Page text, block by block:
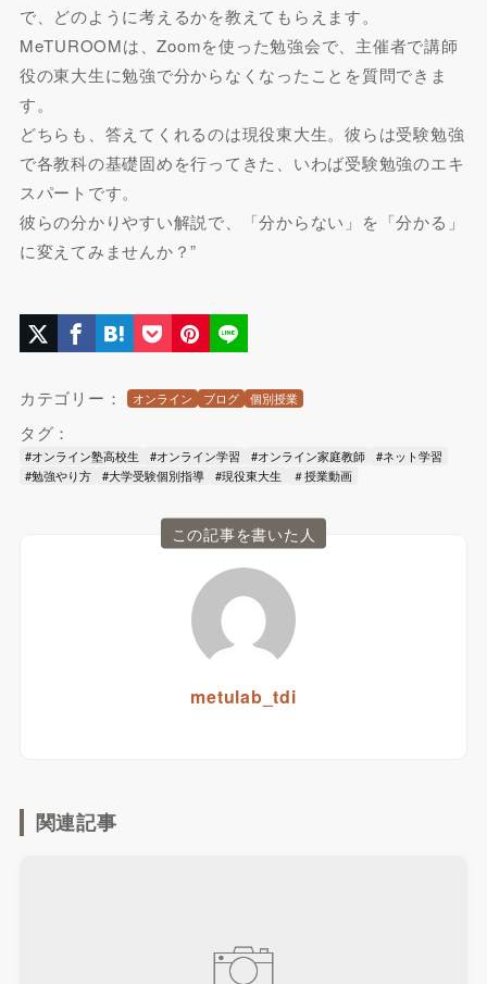
で、どのように考えるかを教えてもらえます。
MeTUROOMは、Zoomを使った勉強会で、主催者で講師
役の東大生に勉強で分からなくなったことを質問できま
す。
どちらも、答えてくれるのは現役東大生。彼らは受験勉強
で各教科の基礎固めを行ってきた、いわば受験勉強のエキ
スパートです。
彼らの分かりやすい解説で、「分からない」を「分かる」
に変えてみませんか？”
カテゴリー： オンライン ブログ 個別授業
タグ：
#オンライン塾高校生 #オンライン学習 #オンライン家庭教師
#ネット学習
#勉強やり方
#大学受験個別指導 #現役東大生 ＃授業動画
この記事を書いた人
metulab_tdi
関連記事